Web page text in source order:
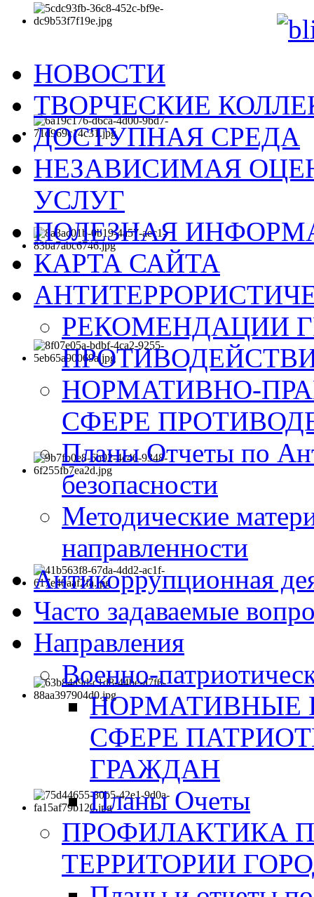
НОВОСТИ
ТВОРЧЕСКИЕ
ДОСТУПНАЯ СРЕДА
НЕЗАВИСИМАЯ
УСЛУГ
ПОЛЕЗНАЯ
КАРТА САЙТА
РЕКОМЕНДАЦИИ
НОРМАТИВНО-
СФЕРЕ
Планы Отчеты по
безопасности
Методические
направленности
Антикоррупционная
Часто задаваемые
Направления
Военно-
НОРМАТИВНЫЕ
СФЕРЕ
ГРАЖДАН
Планы Очеты
ПРОФИЛАКТИКА
ТЕРРИТОРИИ